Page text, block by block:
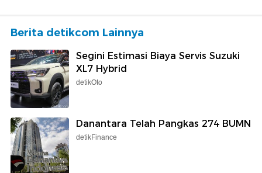
Berita detikcom Lainnya
Segini Estimasi Biaya Servis Suzuki
XL7 Hybrid
detikOto
Danantara Telah Pangkas 274 BUMN
detikFinance